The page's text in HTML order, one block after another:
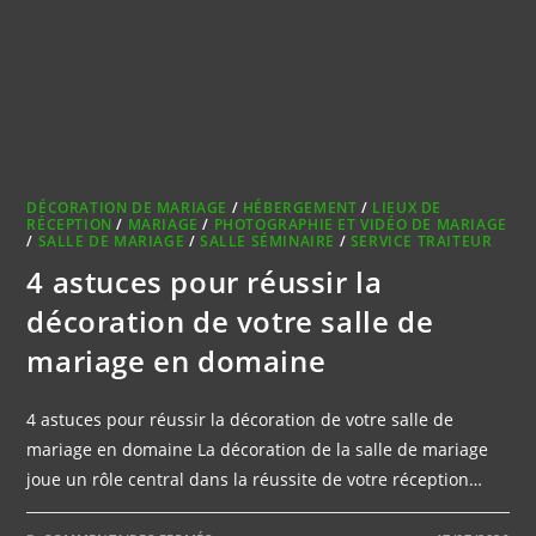
DÉCORATION DE MARIAGE / HÉBERGEMENT / LIEUX DE
RÉCEPTION / MARIAGE / PHOTOGRAPHIE ET VIDÉO DE MARIAGE
/ SALLE DE MARIAGE /SALLE SÉMINAIRE / SERVICE TRAITEUR
4 astuces pour réussir la
décoration de votre salle de
mariage en domaine
4 astuces pour réussir la décoration de votre salle de
mariage en domaine La décoration de la salle de mariage
joue un rôle central dans la réussite de votre réception…